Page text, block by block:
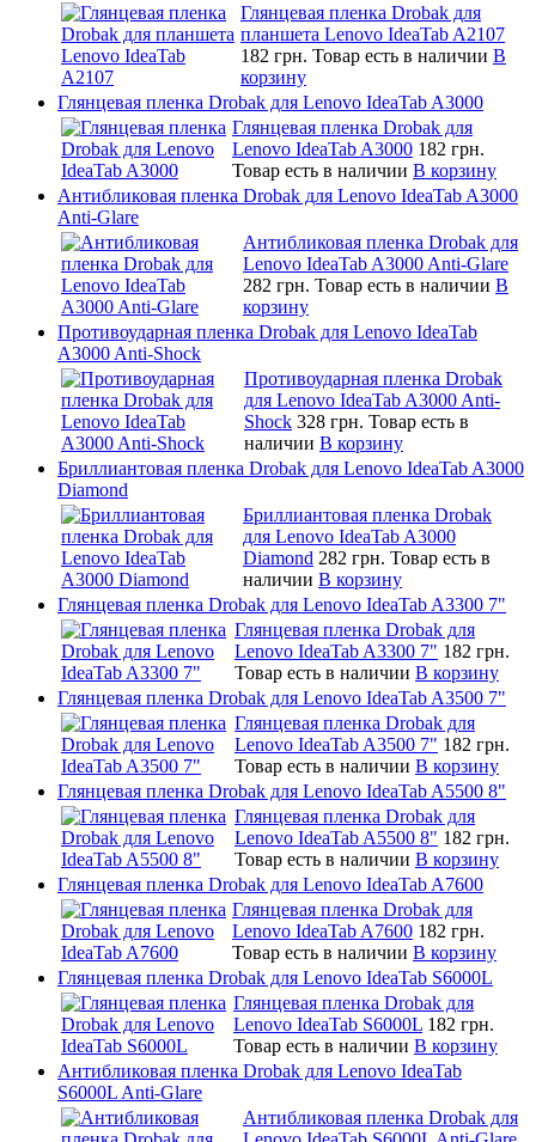
Глянцевая пленка Drobak для
планшета Lenovo IdeaTab A2107
182 грн. Товар есть в наличии В
корзину
Глянцевая пленка Drobak для Lenovo IdeaTab A3000
Глянцевая пленка Drobak для
Lenovo IdeaTab A3000 182 грн.
Товар есть в наличии В корзину
Антибликовая пленка Drobak для Lenovo IdeaTab A3000
Anti-Glare
Антибликовая пленка Drobak для
Lenovo IdeaTab A3000 Anti-Glare
282 грн. Товар есть в наличии В
корзину
Противоударная пленка Drobak для Lenovo IdeaTab
A3000 Anti-Shock
Противоударная пленка Drobak
для Lenovo IdeaTab A3000 Anti-
Shock 328 грн. Товар есть в
наличии В корзину
Бриллиантовая пленка Drobak для Lenovo IdeaTab A3000
Diamond
Бриллиантовая пленка Drobak
для Lenovo IdeaTab A3000
Diamond 282 грн. Товар есть в
наличии В корзину
Глянцевая пленка Drobak для Lenovo IdeaTab A3300 7"
Глянцевая пленка Drobak для
Lenovo IdeaTab A3300 7" 182 грн.
Товар есть в наличии В корзину
Глянцевая пленка Drobak для Lenovo IdeaTab A3500 7"
Глянцевая пленка Drobak для
Lenovo IdeaTab A3500 7" 182 грн.
Товар есть в наличии В корзину
Глянцевая пленка Drobak для Lenovo IdeaTab A5500 8"
Глянцевая пленка Drobak для
Lenovo IdeaTab A5500 8" 182 грн.
Товар есть в наличии В корзину
Глянцевая пленка Drobak для Lenovo IdeaTab A7600
Глянцевая пленка Drobak для
Lenovo IdeaTab A7600 182 грн.
Товар есть в наличии В корзину
Глянцевая пленка Drobak для Lenovo IdeaTab S6000L
Глянцевая пленка Drobak для
Lenovo IdeaTab S6000L 182 грн.
Товар есть в наличии В корзину
Антибликовая пленка Drobak для Lenovo IdeaTab
S6000L Anti-Glare
Антибликовая пленка Drobak для